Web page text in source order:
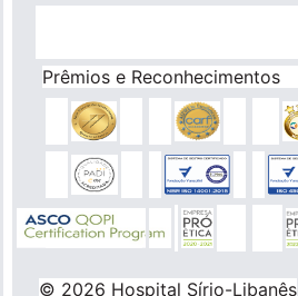
Prêmios e Reconhecimentos
© 2026 Hospital Sírio-Libanês